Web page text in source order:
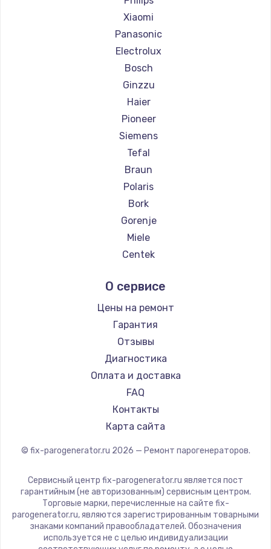
Ремонт парогенераторов Chayka
Ремонт парогенераторов Beko
Ремонт парогенераторов Vivitek
Ремонт парогенераторов RED solution
Xiaomi
Panasonic
Electrolux
Bosch
Ginzzu
Haier
Pioneer
Siemens
Tefal
Braun
Polaris
Bork
Gorenje
Miele
Centek
Hotpoint Ariston
DELTA
Chayka
Beko
Vivitek
RED solution
О сервисе
Цены на ремонт
Гарантия
Отзывы
Диагностика
Оплата и доставка
FAQ
Контакты
Карта сайта
© fix-parogenerator.ru 2026 — Ремонт парогенераторов.
Сервисный центр fix-parogenerator.ru является пост
гарантийным (не авторизованным) сервисным центром.
Торговые марки, перечисленные на сайте fix-
parogenerator.ru, являются зарегистрированным товарными
знаками компаний правообладателей. Обозначения
используется не с целью индивидуализации